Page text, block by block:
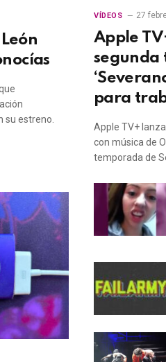
su estreno.
VÍDEOS 27
Apple
segunda
para
Apple TV+
con música de
temporada de